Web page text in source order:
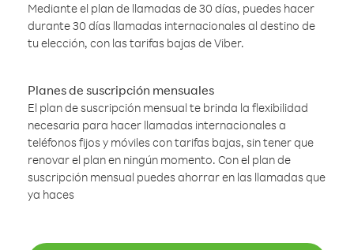
Mediante el plan de llamadas de 30 días, puedes hacer
durante 30 días llamadas internacionales al destino de
tu elección, con las tarifas bajas de Viber.
Planes de suscripción mensuales
El plan de suscripción mensual te brinda la flexibilidad
necesaria para hacer llamadas internacionales a
teléfonos fijos y móviles con tarifas bajas, sin tener que
renovar el plan en ningún momento. Con el plan de
suscripción mensual puedes ahorrar en las llamadas que
ya haces